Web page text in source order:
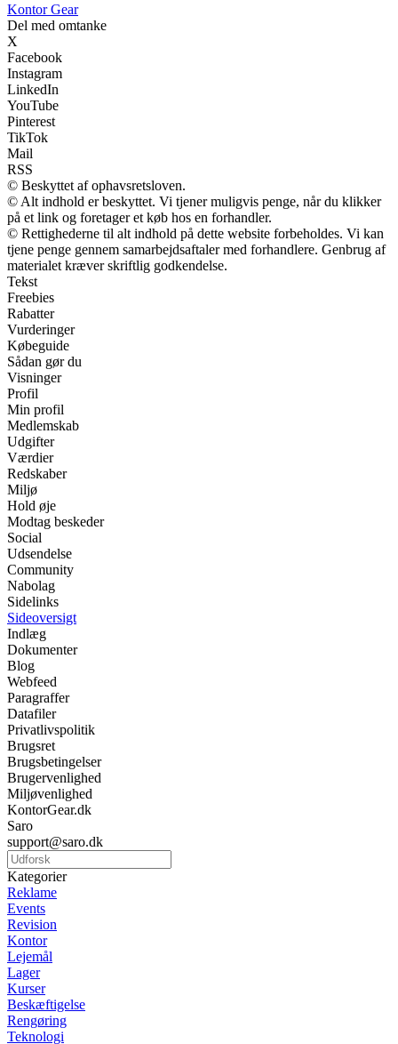
Kontor Gear
Del med omtanke
X
Facebook
Instagram
LinkedIn
YouTube
Pinterest
TikTok
Mail
RSS
© Beskyttet af ophavsretsloven.
© Alt indhold er beskyttet. Vi tjener muligvis penge, når du klikker
på et link og foretager et køb hos en forhandler.
© Rettighederne til alt indhold på dette website forbeholdes. Vi kan
tjene penge gennem samarbejdsaftaler med forhandlere. Genbrug af
materialet kræver skriftlig godkendelse.
Tekst
Freebies
Rabatter
Vurderinger
Købeguide
Sådan gør du
Visninger
Profil
Min profil
Medlemskab
Udgifter
Værdier
Redskaber
Miljø
Hold øje
Modtag beskeder
Social
Udsendelse
Community
Nabolag
Sidelinks
Sideoversigt
Indlæg
Dokumenter
Blog
Webfeed
Paragraffer
Datafiler
Privatlivspolitik
Brugsret
Brugsbetingelser
Brugervenlighed
Miljøvenlighed
KontorGear.dk
Saro
support@saro.dk
Kategorier
Reklame
Events
Revision
Kontor
Lejemål
Lager
Kurser
Beskæftigelse
Rengøring
Teknologi